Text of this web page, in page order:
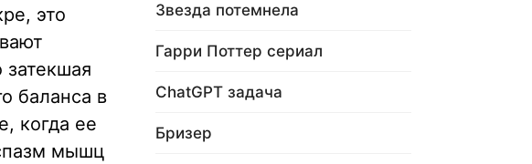
это
затекшая
баланса в
когда ее
мышц
Звезда потемнела
Гарри Поттер сериал
ChatGPT задача
Бризер